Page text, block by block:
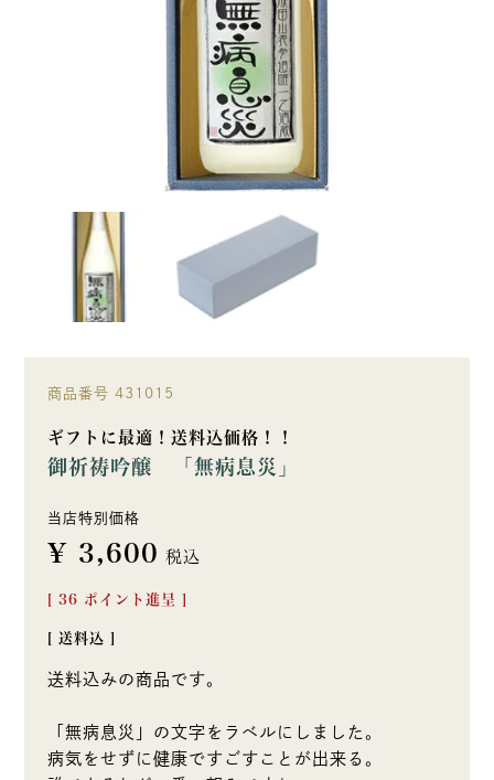
商品番号 431015
ギフトに最適！送料込価格！！
御祈祷吟醸 「無病息災」
当店特別価格
¥ 3,600 税込
36 ポイント進呈 ]
送料込
送料込みの商品です。
「無病息災」の文字をラベルにしました。
病気をせずに健康ですごすことが出来る。